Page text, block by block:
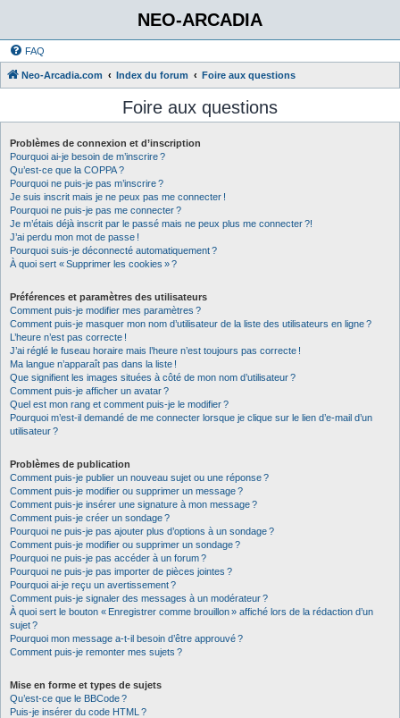
NEO-ARCADIA
FAQ
Neo-Arcadia.com Index du forum Foire aux questions
Foire aux questions
Problèmes de connexion et d’inscription
Pourquoi ai-je besoin de m’inscrire ?
Qu’est-ce que la COPPA ?
Pourquoi ne puis-je pas m’inscrire ?
Je suis inscrit mais je ne peux pas me connecter !
Pourquoi ne puis-je pas me connecter ?
Je m’étais déjà inscrit par le passé mais ne peux plus me connecter ?!
J’ai perdu mon mot de passe !
Pourquoi suis-je déconnecté automatiquement ?
À quoi sert « Supprimer les cookies » ?
Préférences et paramètres des utilisateurs
Comment puis-je modifier mes paramètres ?
Comment puis-je masquer mon nom d’utilisateur de la liste des utilisateurs en ligne ?
L’heure n’est pas correcte !
J’ai réglé le fuseau horaire mais l’heure n’est toujours pas correcte !
Ma langue n’apparaît pas dans la liste !
Que signifient les images situées à côté de mon nom d’utilisateur ?
Comment puis-je afficher un avatar ?
Quel est mon rang et comment puis-je le modifier ?
Pourquoi m’est-il demandé de me connecter lorsque je clique sur le lien d’e-mail d’un
utilisateur ?
Problèmes de publication
Comment puis-je publier un nouveau sujet ou une réponse ?
Comment puis-je modifier ou supprimer un message ?
Comment puis-je insérer une signature à mon message ?
Comment puis-je créer un sondage ?
Pourquoi ne puis-je pas ajouter plus d’options à un sondage ?
Comment puis-je modifier ou supprimer un sondage ?
Pourquoi ne puis-je pas accéder à un forum ?
Pourquoi ne puis-je pas importer de pièces jointes ?
Pourquoi ai-je reçu un avertissement ?
Comment puis-je signaler des messages à un modérateur ?
À quoi sert le bouton « Enregistrer comme brouillon » affiché lors de la rédaction d’un
sujet ?
Pourquoi mon message a-t-il besoin d’être approuvé ?
Comment puis-je remonter mes sujets ?
Mise en forme et types de sujets
Qu’est-ce que le BBCode ?
Puis-je insérer du code HTML ?